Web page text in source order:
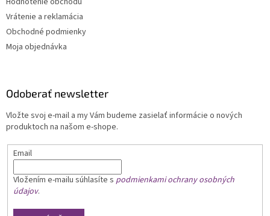
Vrátenie a reklamácia
Obchodné podmienky
Moja objednávka
Odoberať newsletter
Vložte svoj e-mail a my Vám budeme zasielať informácie o nových
produktoch na našom e-shope.
Email
Vložením e-mailu súhlasíte s podmienkami ochrany osobných
údajov.